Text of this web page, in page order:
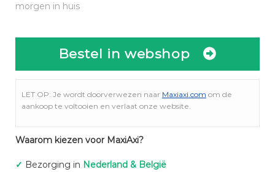
morgen in huis
Bestel in webshop
LET OP: Je wordt doorverwezen naar Maxiaxi.com om de
aankoop te voltooien en verlaat onze website.
Waarom kiezen voor MaxiAxi?
✓ Bezorging in Nederland & België